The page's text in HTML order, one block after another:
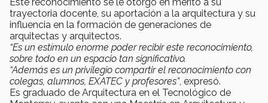
trayectoria docente, su aportación a la arquitectura y su
influencia en la formación de generaciones de
arquitectas y arquitectos.
“Es un estímulo enorme poder recibir este reconocimiento,
sobre todo en un espacio tan significativo.
“Además es un privilegio compartir el reconocimiento con
colegas, alumnos, EXATEC y profesores”, expresó.
Es graduado de Arquitectura en el Tecnológico de